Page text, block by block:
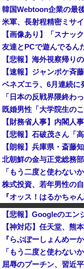
【ニュース】 台風13号
【悲報】Googleのエン
『らぶぽーしょんめー